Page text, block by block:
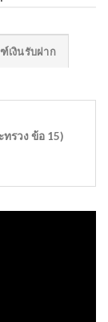
เงินรับฝาก
รวง ข้อ 15)